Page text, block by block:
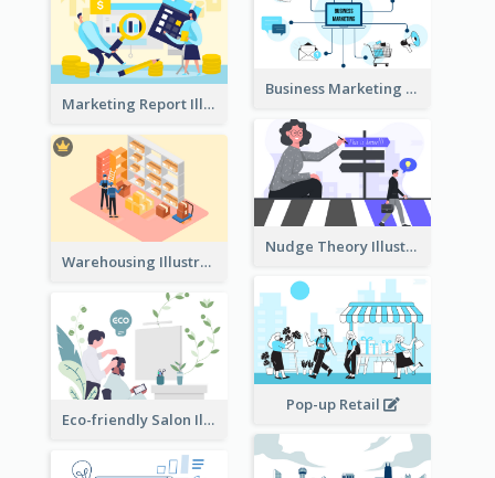
Business Marketing
Marketing Report Illustration
Nudge Theory Illustration
Warehousing Illustration
Pop-up Retail
Eco-friendly Salon Illustration